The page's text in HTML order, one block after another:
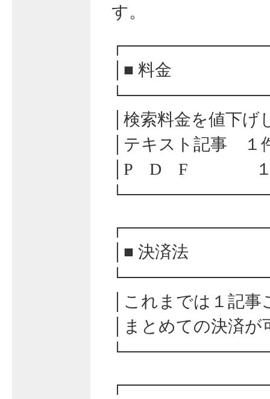
す。
│■ 料金
│検索料金を値下
│テキスト記
│P D F １面
│■ 決済法
│これまでは１記
│まとめての決済